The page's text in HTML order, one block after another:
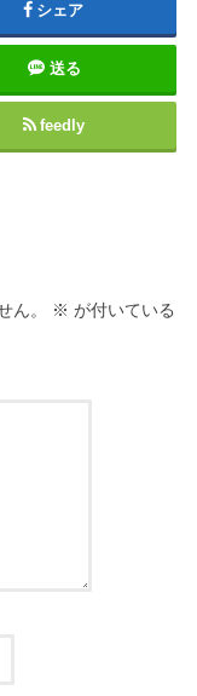
シェア
送る
feedly
ん。 ※ が付いている